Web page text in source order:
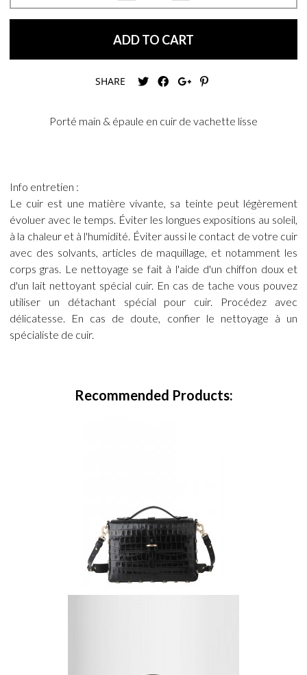
ADD TO CART
SHARE
Porté main & épaule en cuir de vachette lisse
Info entretien :
Le cuir est une matière vivante, sa teinte peut légèrement
évoluer avec le temps. Éviter les longues expositions au soleil,
à la chaleur et à l'humidité. Éviter aussi le contact de votre cuir
avec des solvants, articles de maquillage, et notamment les
corps gras. Le nettoyage se fait à l'aide d'un chiffon doux et
d'un lait nettoyant spécial cuir. En cas de tache vous pouvez
utiliser un détachant spécial pour cuir. Procédez avec
délicatesse. En cas de doute, confier le nettoyage à un
spécialiste de cuir.
Recommended Products: